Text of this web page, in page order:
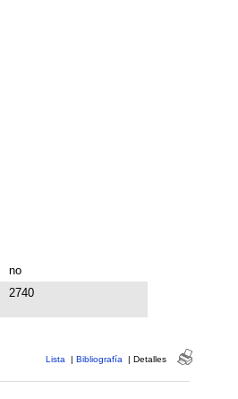
no
2740
Lista | Bibliografía | Detalles